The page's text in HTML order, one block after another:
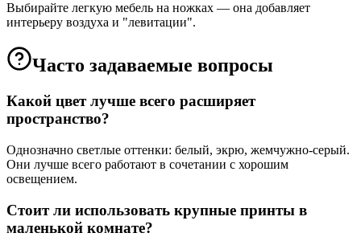
Выбирайте легкую мебель на ножках — она добавляет
интерьеру воздуха и "левитации".
Часто задаваемые вопросы
Какой цвет лучше всего расширяет
пространство?
Однозначно светлые оттенки: белый, экрю, жемчужно-серый.
Они лучше всего работают в сочетании с хорошим
освещением.
Стоит ли использовать крупные принты в
маленькой комнате?